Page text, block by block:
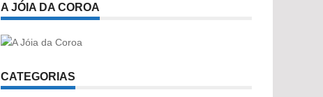
A JÓIA DA COROA
CATEGORIAS